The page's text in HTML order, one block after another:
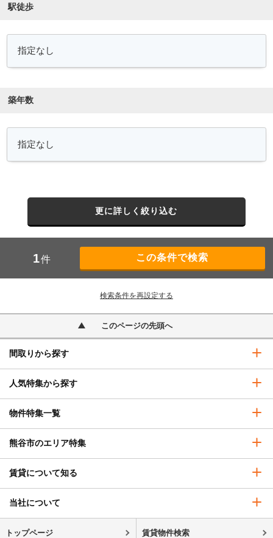
駅徒歩
築年数
更に詳しく絞り込む
1件
検索条件を再設定する
このページの先頭へ
間取りから探す
人気特集から探す
物件特集一覧
熊谷市のエリア特集
賃貸について知る
当社について
トップページ 賃貸物件検索